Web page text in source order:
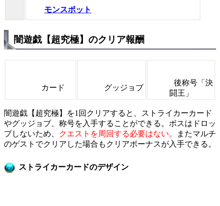
モンスポット
闇遊戯【超究極】のクリア報酬
カード グッジョブ
後称号「決
闘王」
闇遊戯【超究極】を1回クリアすると、ストライカーカード
やグッジョブ、称号を入手することができる。ボスはドロッ
プしないため、
クエストを周回する必要はない。
またマルチ
のゲストでクリアした場合もクリアボーナスが入手できる。
ストライカーカードのデザイン